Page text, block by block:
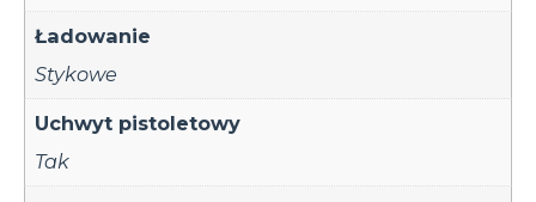
Ładowanie
Stykowe
Uchwyt pistoletowy
Tak